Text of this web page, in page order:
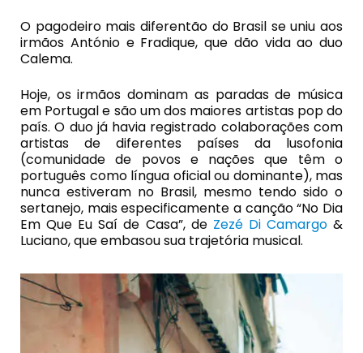
O pagodeiro mais diferentão do Brasil se uniu aos
irmãos António e Fradique, que dão vida ao duo
Calema.
Hoje, os irmãos dominam as paradas de música
em Portugal e são um dos maiores artistas pop do
país. O duo já havia registrado colaborações com
artistas de diferentes países da lusofonia
(comunidade de povos e nações que têm o
português como língua oficial ou dominante), mas
nunca estiveram no Brasil, mesmo tendo sido o
sertanejo, mais especificamente a canção “No Dia
Em Que Eu Saí de Casa”, de Zezé Di Camargo&
Luciano, que embasou sua trajetória musical.